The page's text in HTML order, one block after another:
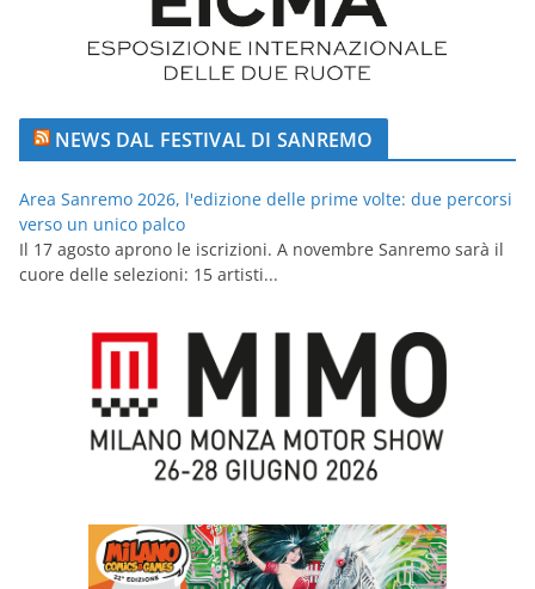
NEWS DAL FESTIVAL DI SANREMO
Area Sanremo 2026, l'edizione delle prime volte: due percorsi
verso un unico palco
Il 17 agosto aprono le iscrizioni. A novembre Sanremo sarà il
cuore delle selezioni: 15 artisti...